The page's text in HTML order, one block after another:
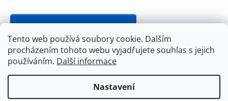
Tento web používá soubory cookie. Dalším
procházením tohoto webu vyjadřujete souhlas s jejich
používáním. Další informace
Nastavení